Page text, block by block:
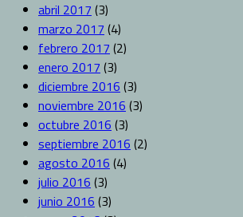
abril 2017 (3)
marzo 2017 (4)
febrero 2017 (2)
enero 2017 (3)
diciembre 2016 (3)
noviembre 2016 (3)
octubre 2016 (3)
septiembre 2016 (2)
agosto 2016 (4)
julio 2016 (3)
junio 2016 (3)